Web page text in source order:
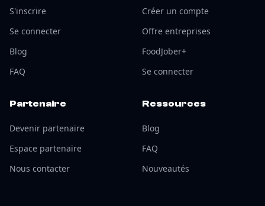
S'inscrire
Se connecter
Blog
FAQ
Créer un compte
Offre entreprises
FoodJober+
Se connecter
Partenaire
Devenir partenaire
Espace partenaire
Nous contacter
Ressources
Blog
FAQ
Nouveautés